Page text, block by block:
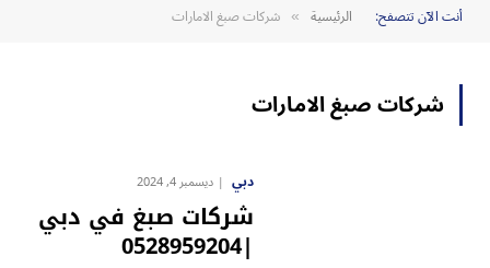
أنت الآن تتصفح: الرئيسية » شركات صبغ الامارات
شركات صبغ الامارات
دبي ديسمبر 4, 2024
شركات صبغ في دبي
|0528959204